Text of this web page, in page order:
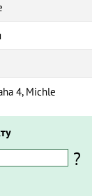
4, Michle
?